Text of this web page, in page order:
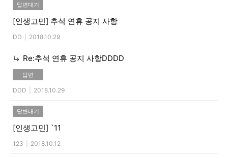
답변대기
[인생고민] 추석 연휴 공지 사항
DD 2018.10.29
Re:추석 연휴 공지 사항DDDD
답변
DDD 2018.10.29
답변대기
[인생고민] `11
123 2018.10.12